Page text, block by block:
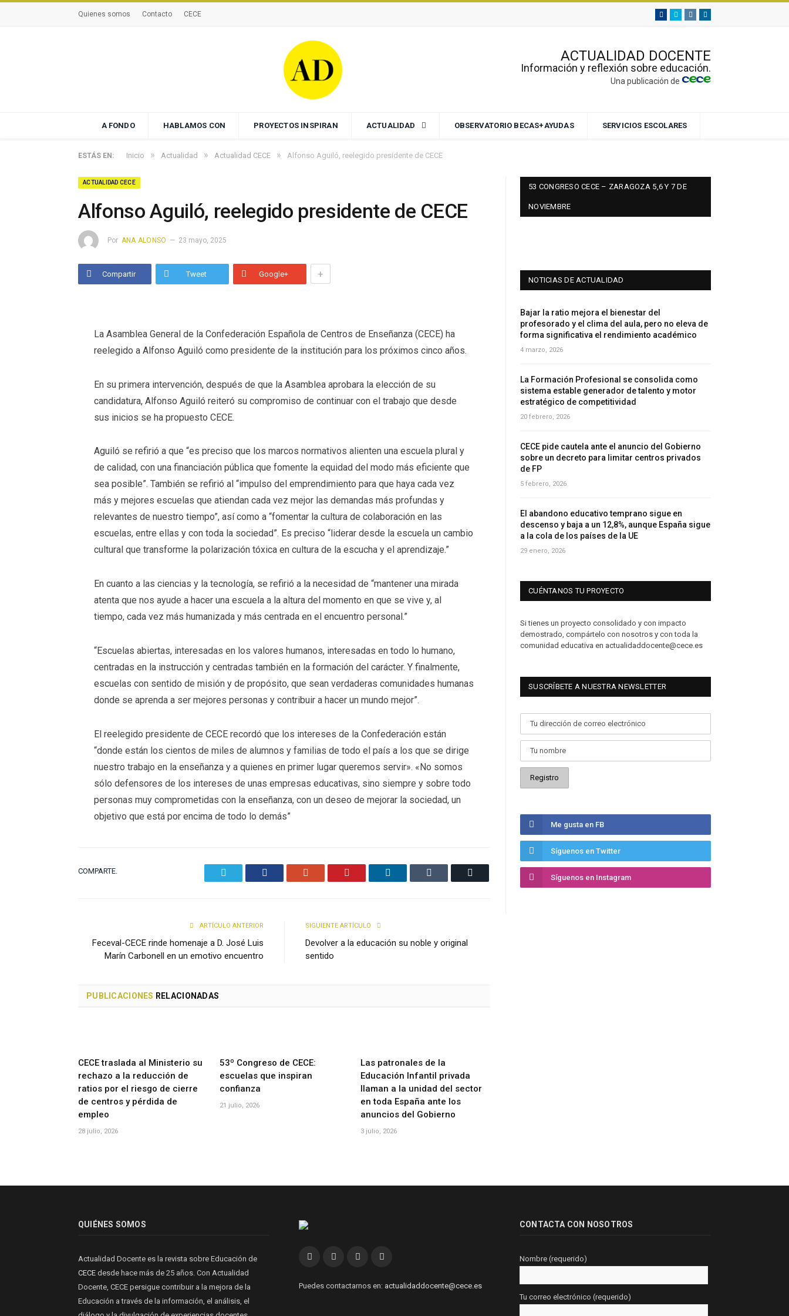
Quienes somos Contacto CECE Facebook
TwitterInstagramLinkedin
ACTUALIDAD DOCENTE
Información y reflexión sobre educación.
Una publicación de
A FONDO HABLAMOS CON PROYECTOS INSPIRAN ACTUALIDAD OBSERVATORIO BECAS+AYUDAS SERVICIOS ESCOLARES
ESTÁS EN: Inicio » Actualidad » Actualidad CECE » Alfonso Aguiló, reelegido presidente de CECE
ACTUALIDAD CECE
Alfonso Aguiló, reelegido presidente de CECE
Por ANA ALONSO 23 mayo, 2025
Compartir Tweet Google+ +
La Asamblea General de la Confederación Española de Centros de Enseñanza (CECE) ha
reelegido a Alfonso Aguiló como presidente de la institución para los próximos cinco años.
En su primera intervención, después de que la Asamblea aprobara la elección de su
candidatura, Alfonso Aguiló reiteró su compromiso de continuar con el trabajo que desde
sus inicios se ha propuesto CECE.
Aguiló se refirió a que “es preciso que los marcos normativos alienten una escuela plural y
de calidad, con una financiación pública que fomente la equidad del modo más eficiente que
sea posible”. También se refirió al “impulso del emprendimiento para que haya cada vez
más y mejores escuelas que atiendan cada vez mejor las demandas más profundas y
relevantes de nuestro tiempo”, así como a “fomentar la cultura de colaboración en las
escuelas, entre ellas y con toda la sociedad”. Es preciso “liderar desde la escuela un cambio
cultural que transforme la polarización tóxica en cultura de la escucha y el aprendizaje.”
En cuanto a las ciencias y la tecnología, se refirió a la necesidad de “mantener una mirada
atenta que nos ayude a hacer una escuela a la altura del momento en que se vive y, al
tiempo, cada vez más humanizada y más centrada en el encuentro personal.”
“Escuelas abiertas, interesadas en los valores humanos, interesadas en todo lo humano,
centradas en la instrucción y centradas también en la formación del carácter. Y finalmente,
escuelas con sentido de misión y de propósito, que sean verdaderas comunidades humanas
donde se aprenda a ser mejores personas y contribuir a hacer un mundo mejor”.
El reelegido presidente de CECE recordó que los intereses de la Confederación están
“donde están los cientos de miles de alumnos y familias de todo el país a los que se dirige
nuestro trabajo en la enseñanza y a quienes en primer lugar queremos servir». «No somos
sólo defensores de los intereses de unas empresas educativas, sino siempre y sobre todo
personas muy comprometidas con la enseñanza, con un deseo de mejorar la sociedad, un
objetivo que está por encima de todo lo demás”
COMPARTE.
ARTÍCULO ANTERIOR
Feceval-CECE rinde homenaje a D. José Luis
Marín Carbonell en un emotivo encuentro
SIGUIENTE ARTÍCULO
Devolver a la educación su noble y original
sentido
PUBLICACIONES RELACIONADAS
CECE traslada al Ministerio su
rechazo a la reducción de
ratios por el riesgo de cierre
de centros y pérdida de
empleo
28 julio, 2026
53º Congreso de CECE:
escuelas que inspiran
confianza
21 julio, 2026
Las patronales de la
Educación Infantil privada
llaman a la unidad del sector
en toda España ante los
anuncios del Gobierno
3 julio, 2026
53 CONGRESO CECE – ZARAGOZA 5,6 Y 7 DE
NOVIEMBRE
NOTICIAS DE ACTUALIDAD
Bajar la ratio mejora el bienestar del
profesorado y el clima del aula, pero no eleva de
forma significativa el rendimiento académico
4 marzo, 2026
La Formación Profesional se consolida como
sistema estable generador de talento y motor
estratégico de competitividad
20 febrero, 2026
CECE pide cautela ante el anuncio del Gobierno
sobre un decreto para limitar centros privados
de FP
5 febrero, 2026
El abandono educativo temprano sigue en
descenso y baja a un 12,8%, aunque España sigue
a la cola de los países de la UE
29 enero, 2026
CUÉNTANOS TU PROYECTO
Si tienes un proyecto consolidado y con impacto
demostrado, compártelo con nosotros y con toda la
comunidad educativa en actualidaddocente@cece.es
SUSCRÍBETE A NUESTRA NEWSLETTER
Me gusta en FB
Síguenos en Twitter
Síguenos en Instagram
QUIÉNES SOMOS
Actualidad Docente es la revista sobre Educación de
CECE desde hace más de 25 años. Con Actualidad
Docente, CECE persigue contribuir a la mejora de la
Educación a través de la información, el análisis, el
FacebookTwitterInstagramLinkedin
Puedes contactarnos en: actualidaddocente@cece.es
CONTACTA CON NOSOTROS
Nombre (requerido)
Tu correo electrónico (requerido)